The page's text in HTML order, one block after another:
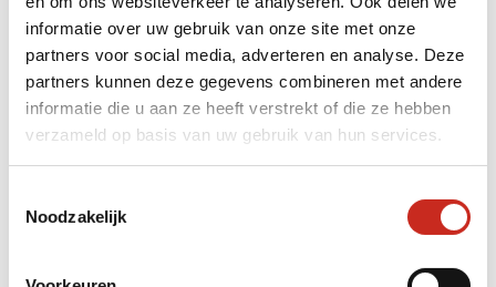
informatie over uw gebruik van onze site met onze
partners voor social media, adverteren en analyse. Deze
partners kunnen deze gegevens combineren met andere
informatie die u aan ze heeft verstrekt of die ze hebben
verzameld op basis van uw gebruik van hun services.
Noodzakelijk